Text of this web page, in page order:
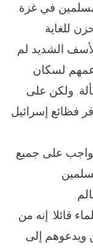
في غزة.
للغاية
الشديد لم
لسكان
ولكن على
فظائع إسرائيل
على جميع
قائلا: إنه من
ويدعوهم إلى